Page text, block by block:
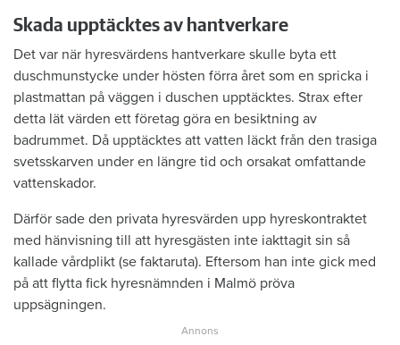
Skada upptäcktes av hantverkare
Det var när hyresvärdens hantverkare skulle byta ett
duschmunstycke under hösten förra året som en spricka i
plastmattan på väggen i duschen upptäcktes. Strax efter
detta lät värden ett företag göra en besiktning av
badrummet. Då upptäcktes att vatten läckt från den trasiga
svetsskarven under en längre tid och orsakat omfattande
vattenskador.
Därför sade den privata hyresvärden upp hyreskontraktet
med hänvisning till att hyresgästen inte iakttagit sin så
kallade vårdplikt (se faktaruta). Eftersom han inte gick med
på att flytta fick hyresnämnden i Malmö pröva
uppsägningen.